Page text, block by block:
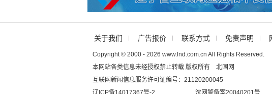
关于我们 广告报价 联系方式 免责声明
Copyright © 2000 - 2026 www.lnd.com.cn All Rights Reserved.
本网站各类信息未经授权禁止转载 版权所有 北国网
互联网新闻信息服务许可证编号：21120200045
辽ICP备14017367号-2
沈网警备案20040201号